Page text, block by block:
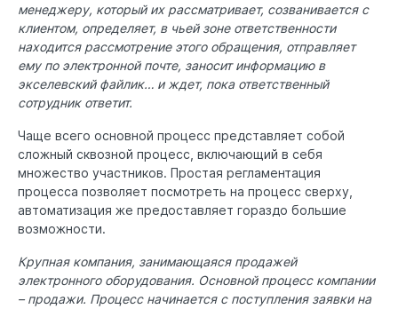
менеджеру, который их рассматривает, созванивается с
клиентом, определяет, в чьей зоне ответственности
находится рассмотрение этого обращения, отправляет
ему по электронной почте, заносит информацию в
экселевский файлик… и ждет, пока ответственный
сотрудник ответит.
Чаще всего основной процесс представляет собой
сложный сквозной процесс, включающий в себя
множество участников. Простая регламентация
процесса позволяет посмотреть на процесс сверху,
автоматизация же предоставляет гораздо большие
возможности.
Крупная компания, занимающаяся продажей
электронного оборудования. Основной процесс компании
– продажи. Процесс начинается с поступления заявки на